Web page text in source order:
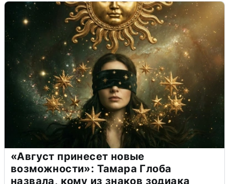
«Август принесет новые
возможности»: Тамара Глоба
назвала, кому из знаков зодиака